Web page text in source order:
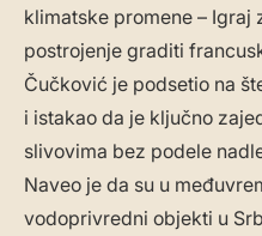
klimatske promene – Igraj
postrojenje graditi
Čučković je podsetio na
i istakao da je ključno
slivovima bez podele
Naveo je da su u
vodoprivredni objekti u